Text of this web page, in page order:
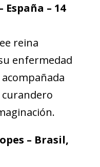
España – 14
reina
enfermedad
– Brasil,